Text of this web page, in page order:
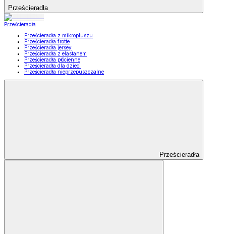
Prześcieradła
Prześcieradła
Prześcieradła z mikropluszu
Prześcieradła frotte
Prześcieradła jersey
Prześcieradła z elastanem
Prześcieradła płócienne
Prześcieradła dla dzieci
Prześcieradła nieprzepuszczalne
Prześcieradła